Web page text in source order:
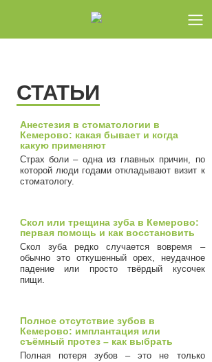
СТАТЬИ
Анестезия в стоматологии в
Кемерово: какая бывает и когда
какую применяют
Страх боли – одна из главных причин, по
которой люди годами откладывают визит к
стоматологу.
Скол или трещина зуба в Кемерово:
первая помощь и как восстановить
Скол зуба редко случается вовремя –
обычно это откушенный орех, неудачное
падение или просто твёрдый кусочек
пищи.
Полное отсутствие зубов в
Кемерово: имплантация или
съёмный протез – как выбрать
Полная потеря зубов – это не только